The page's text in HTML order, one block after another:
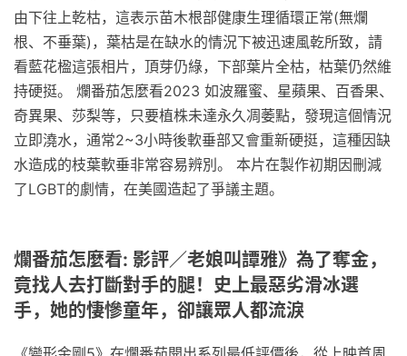
由下往上乾枯，這表示苗木根部健康生理循環正常(無爛
根、不垂葉)，葉枯是在缺水的情況下被迅速風乾所致，請
看藍花楹這張相片，頂芽仍綠，下部葉片全枯，枯葉仍然維
持硬挺。 爛番茄怎麼看2023 如波羅蜜、星蘋果、百香果、
奇異果、莎梨等，只要植株未達永久凋萎點，發現這個情況
立即澆水，通常2~3小時後軟垂部又會重新硬挺，這種因缺
水造成的枝葉軟垂非常容易辨別。 本片在製作初期因刪減
了LGBT的劇情，在美國造起了爭議主題。
爛番茄怎麼看: 影評／老娘叫譚雅》為了奪金，
竟找人去打斷對手的腿！史上最惡劣滑冰選
手，她的悽慘童年，卻讓眾人都流淚